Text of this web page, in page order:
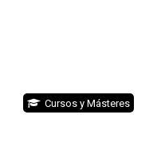
Cursos y Másteres